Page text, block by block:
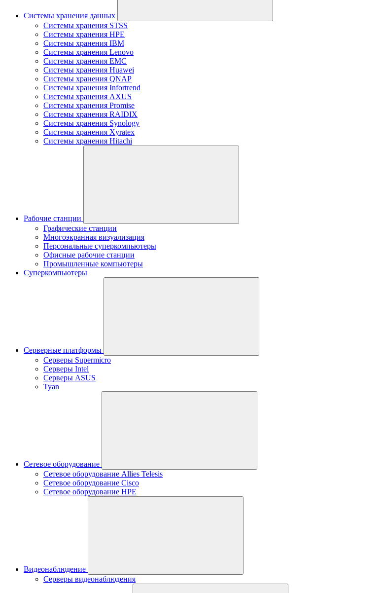
Системы хранения данных
Системы хранения STSS
Системы хранения HPE
Системы хранения IBM
Системы хранения Lenovo
Системы хранения EMC
Системы хранения Huawei
Системы хранения QNAP
Системы хранения Infortrend
Системы хранения AXUS
Системы хранения Promise
Системы хранения RAIDIX
Системы хранения Synology
Системы хранения Xyratex
Системы хранения Hitachi
Рабочие станции
Графические станции
Многоэкранная визуализация
Персональные суперкомпьютеры
Офисные рабочие станции
Промышленные компьютеры
Суперкомпьютеры
Серверные платформы
Серверы Supermicro
Серверы Intel
Серверы ASUS
Tyan
Сетевое оборудование
Сетевое оборудование Allies Telesis
Сетевое оборудование Cisco
Сетевое оборудование HPE
Видеонаблюдение
Серверы видеонаблюдения